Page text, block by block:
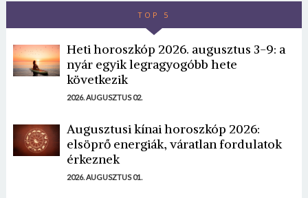
TOP 5
Heti horoszkóp 2026. augusztus 3-9: a
nyár egyik legragyogóbb hete
következik
2026. AUGUSZTUS 02.
Augusztusi kínai horoszkóp 2026:
elsöprő energiák, váratlan fordulatok
érkeznek
2026. AUGUSZTUS 01.